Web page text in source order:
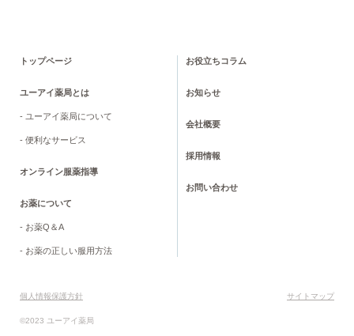
トップページ
ユーアイ薬局とは
- ユーアイ薬局について
- 便利なサービス
オンライン服薬指導
お薬について
- お薬Q＆A
- お薬の正しい服用方法
お役立ちコラム
お知らせ
会社概要
採用情報
お問い合わせ
©2023 ユーアイ薬局
個人情報保護方針 サイトマップ